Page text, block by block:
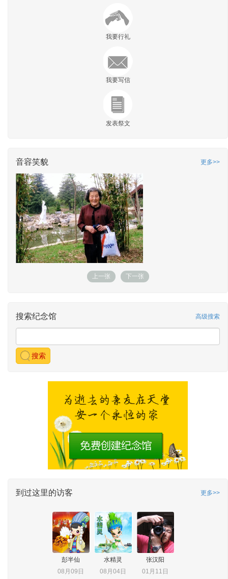
我要行礼
我要写信
发表祭文
音容笑貌 更多>>
上一张 下一张
搜索纪念馆 高级搜索
搜索
到过这里的访客 更多>>
彭半仙
08月09日
水精灵
08月04日
张汉阳
01月11日